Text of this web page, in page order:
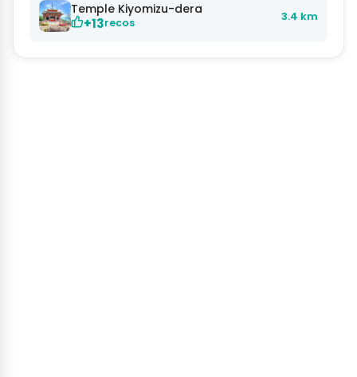
Temple Kiyomizu-dera
+13recos 3.4 km